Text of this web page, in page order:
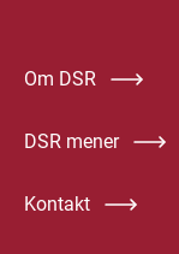
Om DSR
DSR mener
Kontakt